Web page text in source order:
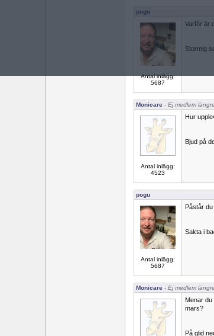
pogu
Antal inlägg:
5687
Varför är
Stormig
Monicare - Ej medlem längre
Antal inlägg:
4523
Hur
Bjud på
pogu
Antal inlägg:
5687
Påstår
Sakta i
Monicare - Ej medlem längre
Menar du
mars?
På glid